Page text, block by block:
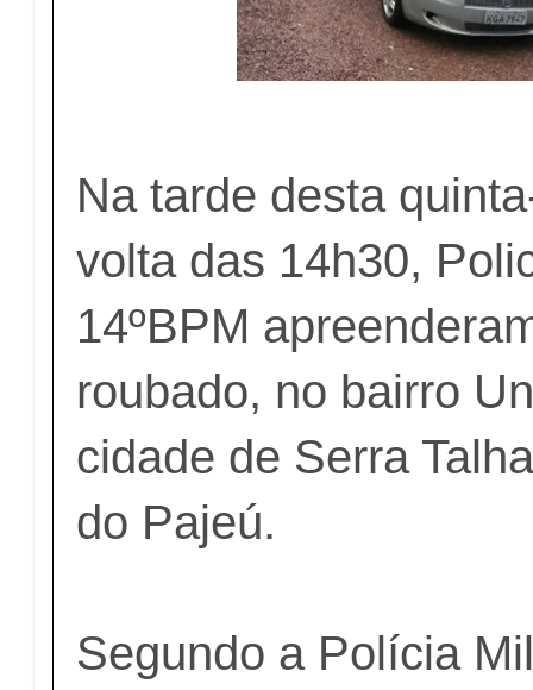
Na tarde desta
volta das 14h30,
14ºBPM
roubado, no bairro
cidade de Serra
do Pajeú.
Segundo a Polícia